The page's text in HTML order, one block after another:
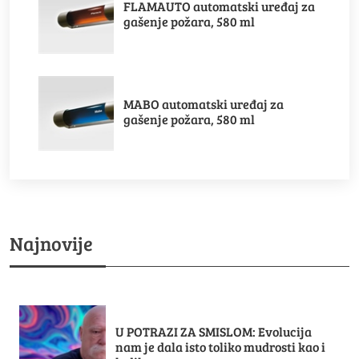
FLAMAUTO automatski uređaj za
gašenje požara, 580 ml
MABO automatski uređaj za
gašenje požara, 580 ml
Najnovije
U POTRAZI ZA SMISLOM: Evolucija
nam je dala isto toliko mudrosti kao i